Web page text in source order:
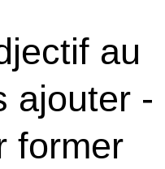
au
ajouter -
former